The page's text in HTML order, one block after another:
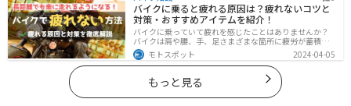
バイクに乗ると疲れる原因は？疲れないコツと
対策・おすすめアイテムを紹介！
バイクに乗っていて疲れを感じたことはありませんか？
バイクは肩や腰、手、足さまざまな箇所に疲労が蓄積し
やすい乗り物です。できるなら楽に乗りたいですよね。
原因を知り対策を重ねておけば今よりもっと快適に走行
することができます。
モトスポット 2024-04-05
もっと見る